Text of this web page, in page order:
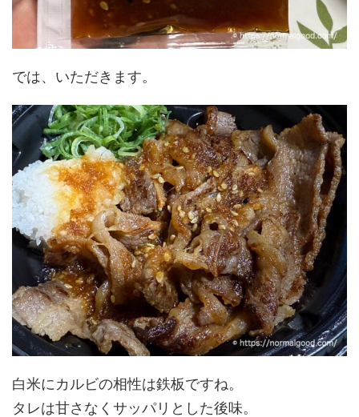
では、いただきます。
白米にカルビの相性は鉄板ですね。
タレは甘さなくサッパリとした後味。